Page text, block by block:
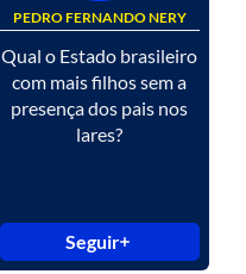
PEDRO FERNANDO NERY
Qual o Estado brasileiro
com mais filhos sem a
presença dos pais nos
lares?
Seguir